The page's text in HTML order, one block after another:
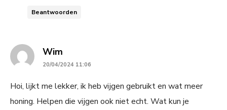
Beantwoorden
Wim
20/04/2024 11:06
Hoi, lijkt me lekker, ik heb vijgen gebruikt en wat meer
honing. Helpen die vijgen ook niet echt. Wat kun je